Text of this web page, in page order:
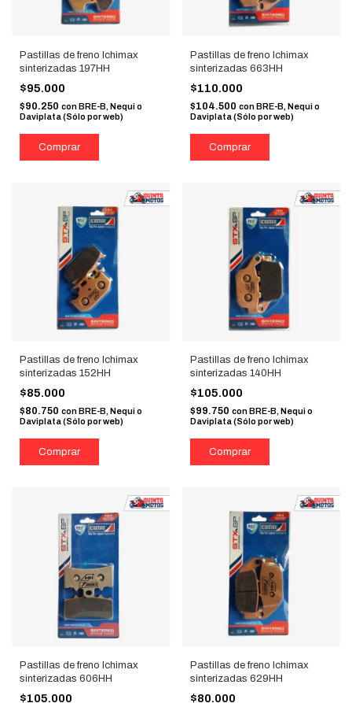
Pastillas de freno Ichimax
sinterizadas 197HH
$95.000
$90.250 conBRE-B, Nequi o
Daviplata (Sólo por web)
Pastillas de freno Ichimax
sinterizadas 663HH
$110.000
$104.500 con BRE-B, Nequi o
Daviplata (Sólo por web)
Pastillas de freno Ichimax
sinterizadas 152HH
$85.000
$80.750 con BRE-B, Nequi o
Daviplata (Sólo por web)
Pastillas de freno Ichimax
sinterizadas 140HH
$105.000
$99.750 con BRE-B, Nequi o
Daviplata (Sólo por web)
Pastillas de freno Ichimax
sinterizadas 606HH
$105.000
Pastillas de freno Ichimax
sinterizadas 629HH
$80.000